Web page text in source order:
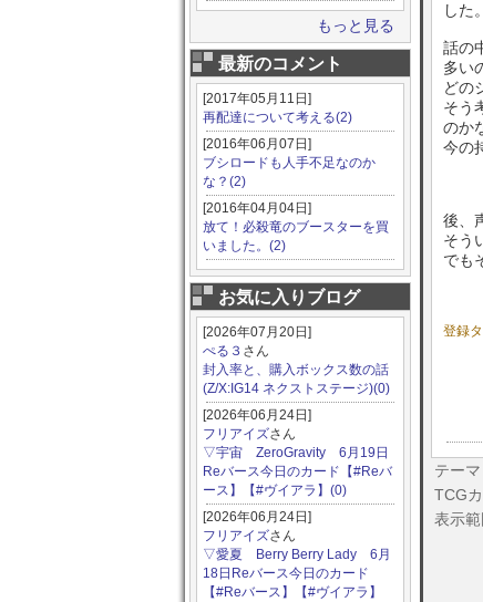
もっと見る
最新のコメント
[2017年05月11日]
再配達について考える(2)
[2016年06月07日]
ブシロードも人手不足なのか
な？(2)
[2016年04月04日]
放て！必殺竜のブースターを買
いました。(2)
お気に入りブログ
[2026年07月20日]
ぺる３ さん
封入率と、購入ボックス数の話
(Z/X:IG14 ネクストステージ)(0)
[2026年06月24日]
フリアイズさん
▽宇宙 ZeroGravity 6月19日
Reバース今日のカード【#Reバ
ース】【#ヴイアラ】(0)
[2026年06月24日]
フリアイズさん
▽愛夏 Berry Berry Lady 6月
18日Reバース今日のカード
【#Reバース】【#ヴイアラ】
した。
話の
多い
どの
そう
のか
今の
後、
そう
でも
登録タ
テーマ
TCG
表示